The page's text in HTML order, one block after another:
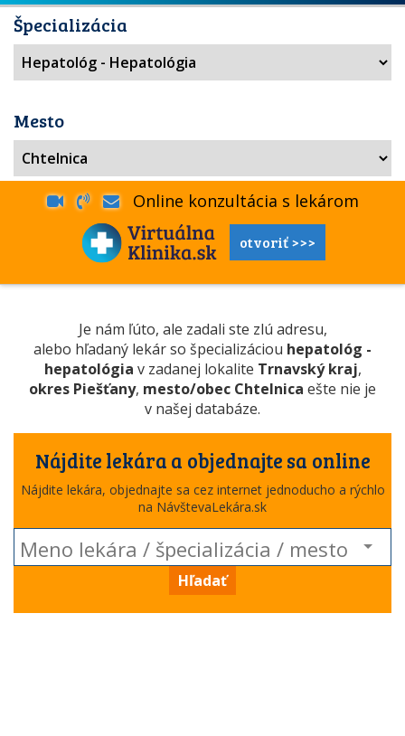
Špecializácia
Mesto
Online konzultácia s lekárom
otvoriť >>>
Je nám ľúto, ale zadali ste zlú adresu,
alebo hľadaný lekár so špecializáciou hepatológ -
hepatológia v zadanej lokalite Trnavský kraj,
okres Piešťany, mesto/obec Chtelnica ešte nie je
v našej databáze.
Nájdite lekára a objednajte sa online
Nájdite lekára, objednajte sa cez internet jednoducho a rýchlo
na NávštevaLekára.sk
Hľadať